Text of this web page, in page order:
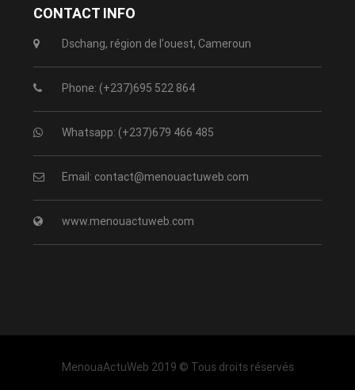
CONTACT INFO
Dschang, région de l'ouest, Cameroun
Phone: (+237)695 522 864
Whatsapp: (+237)679 466 485
Email: contact@menouactuweb.com
www.menouactuweb.com
MenouaActuWeb 2019 © Tous droits réservés